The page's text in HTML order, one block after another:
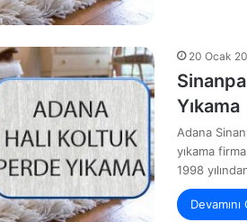
20 Ocak
Yıkama
Adana
yıkama
1998
Devamını